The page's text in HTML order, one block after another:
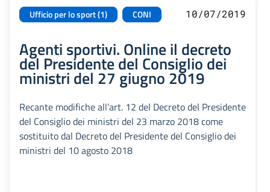
Ufficio per lo sport (1) CONI 10/07/2019
Agenti sportivi. Online il decreto
del Presidente del Consiglio dei
ministri del 27 giugno 2019
Recante modifiche all’art. 12 del Decreto del Presidente
del Consiglio dei ministri del 23 marzo 2018 come
sostituito dal Decreto del Presidente del Consiglio dei
ministri del 10 agosto 2018